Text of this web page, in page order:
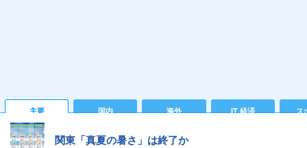
主要 国内 海外 IT 経済 ス
関東「真夏の暑さ」は終了か